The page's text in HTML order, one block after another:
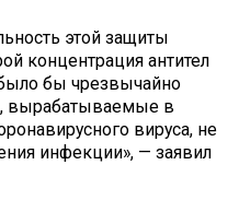
этой защиты
концентрация антител
бы чрезвычайно
вырабатываемые в
вируса, не
инфекции», — заявил